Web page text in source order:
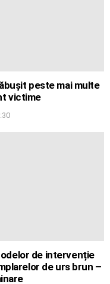
peste mai multe
victime
de intervenție
de urs brun –